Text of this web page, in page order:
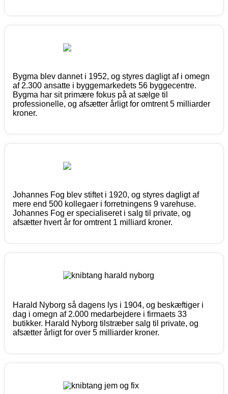
Bygma blev dannet i 1952, og styres dagligt af i omegn
af 2.300 ansatte i byggemarkedets 56 byggecentre.
Bygma har sit primære fokus på at sælge til
professionelle, og afsætter årligt for omtrent 5 milliarder
kroner.
Johannes Fog blev stiftet i 1920, og styres dagligt af
mere end 500 kollegaer i forretningens 9 varehuse.
Johannes Fog er specialiseret i salg til private, og
afsætter hvert år for omtrent 1 milliard kroner.
Harald Nyborg så dagens lys i 1904, og beskæftiger i
dag i omegn af 2.000 medarbejdere i firmaets 33
butikker. Harald Nyborg tilstræber salg til private, og
afsætter årligt for over 5 milliarder kroner.